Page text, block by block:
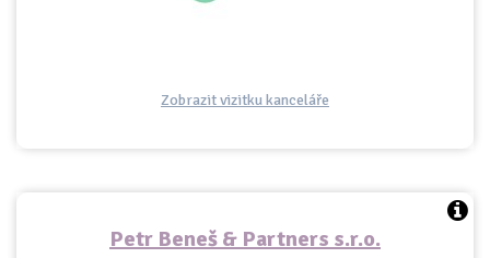
Zobrazit vizitku kanceláře
Petr Beneš & Partners s.r.o.